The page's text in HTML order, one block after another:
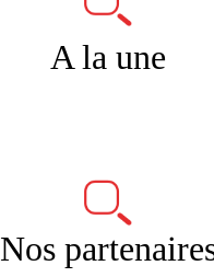
A la une
Nos